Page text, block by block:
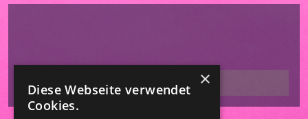
×
Diese Webseite verwendet
Cookies.